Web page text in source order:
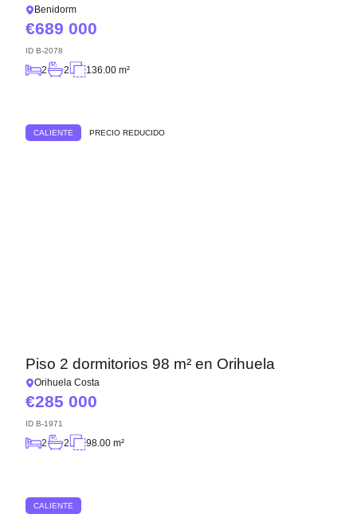
Benidorm
689 000
ID B-2078
2 2 136.00 m²
CALIENTE PRECIO REDUCIDO
Piso 2 dormitorios 98 m² en Orihuela
Orihuela Costa
285 000
ID B-1971
2 2 98.00 m²
CALIENTE